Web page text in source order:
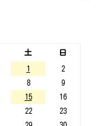
土
日
1
2
8
9
15
16
22
23